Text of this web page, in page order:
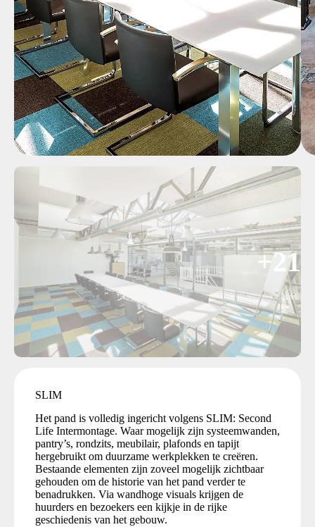
+21
SLIM
Het pand is volledig ingericht volgens SLIM: Second
Life Intermontage. Waar mogelijk zijn systeemwanden,
pantry’s, rondzits, meubilair, plafonds en tapijt
hergebruikt om duurzame werkplekken te creëren.
Bestaande elementen zijn zoveel mogelijk zichtbaar
gehouden om de historie van het pand verder te
benadrukken. Via wandhoge visuals krijgen de
huurders en bezoekers een kijkje in de rijke
geschiedenis van het gebouw.